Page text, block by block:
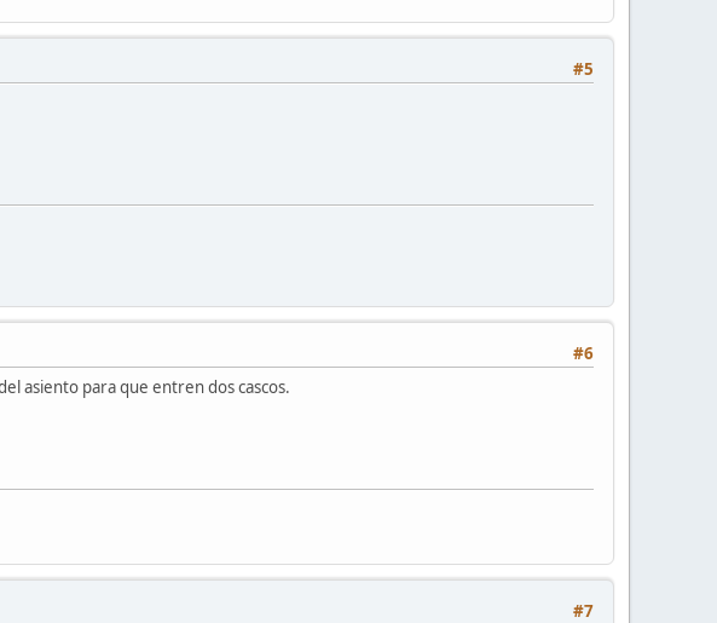
#5
#6
asiento para que entren dos cascos.
#7